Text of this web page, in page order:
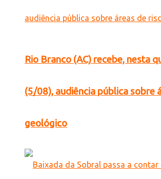
Rio Branco (AC) recebe, nesta
(5/08), audiência pública sobre
geológico